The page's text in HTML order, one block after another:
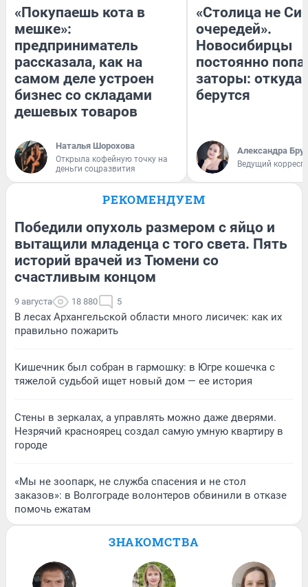
«Покупаешь кота в
мешке»:
предприниматель
рассказала, как на
самом деле устроен
бизнес со складами
дешевых товаров
Наталья Шорохова
Открыла кофейную точку на
деньги соцразвития
«Столица не
очередей».
Новосибирцы
постоянно
заторы: откуда
берутся
Александра
Ведущий
РЕКОМЕНДУЕМ
Победили опухоль размером с яйцо и
вытащили младенца с того света. Пять
историй врачей из Тюмени со
счастливым концом
9 августа 18 880 5
В лесах Архангельской области много лисичек: как их
правильно пожарить
Кишечник был собран в гармошку: в Югре кошечка с
тяжелой судьбой ищет новый дом — ее история
Стены в зеркалах, а управлять можно даже дверями.
Незрячий красноярец создал самую умную квартиру в
городе
«Мы не зоопарк, не служба спасения и не стол
заказов»: в Волгограде волонтеров обвинили в отказе
помочь ежатам
ЗНАКОМСТВА